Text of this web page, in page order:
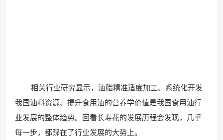
相关行业研究显示，油脂精准适度加工、系统化开发
我国油料资源、提升食用油的营养学价值是我国食用油行
业发展的整体趋势。回看长寿花的发展历程会发现，几乎
每一步，都踩在了行业发展的大势上。